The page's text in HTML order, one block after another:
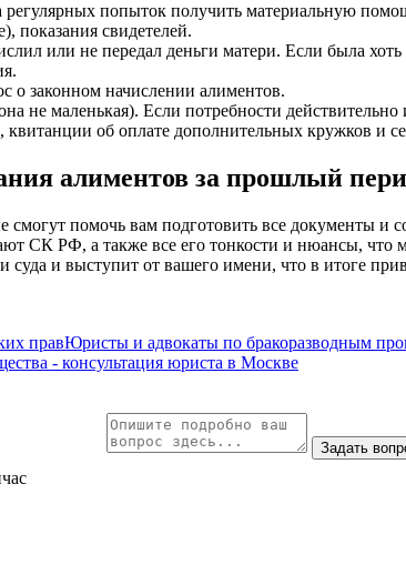
регулярных попыток получить материальную
показания свидетелей.
или не передал деньги матери. Если была
о законном начислении алиментов.
не маленькая). Если потребности действительно
квитанции об оплате дополнительных кружков и
алиментов за прошлый
помочь вам подготовить все документы и
СК РФ, а также все его тонкости и нюансы, что
суда и выступит от вашего имени, что в итоге
правЮристы и адвокаты по бракоразводным
- консультация юриста в Москве